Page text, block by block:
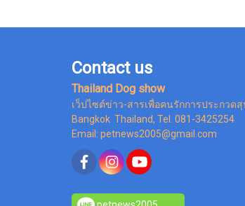
Contact us
Thailand Dog show
เว็ปไซต์ข่าว-สารเพื่อคนรักการประกวด
Bangkok Thailand, Tel. 081-3425254
Email: petnews2005@gmail.com